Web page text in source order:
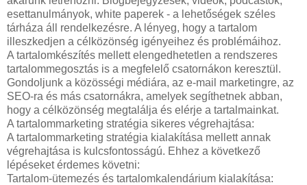
esettanulmányok, white paperek - a lehetőségek széles
tárháza áll rendelkezésre. A lényeg, hogy a tartalom
illeszkedjen a célközönség igényeihez és problémáihoz.
A tartalomkészítés mellett elengedhetetlen a rendszeres
tartalommegosztás is a megfelelő csatornákon keresztül.
Gondoljunk a közösségi médiára, az e-mail marketingre, az
SEO-ra és más csatornákra, amelyek segíthetnek abban,
hogy a célközönség megtalálja és elérje a tartalmainkat.
A tartalommarketing stratégia sikeres végrehajtása:
A tartalommarketing stratégia kialakítása mellett annak
végrehajtása is kulcsfontosságú. Ehhez a következő
lépéseket érdemes követni:
Tartalom-ütemezés és tartalomkalendárium kialakítása: